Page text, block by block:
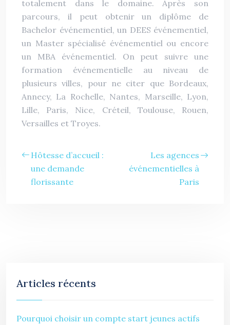
totalement dans le domaine. Après son
parcours, il peut obtenir un diplôme de
Bachelor événementiel, un DEES événementiel,
un Master spécialisé événementiel ou encore
un MBA événementiel. On peut suivre une
formation événementielle au niveau de
plusieurs villes, pour ne citer que Bordeaux,
Annecy, La Rochelle, Nantes, Marseille, Lyon,
Lille, Paris, Nice, Créteil, Toulouse, Rouen,
Versailles et Troyes.
Hôtesse d’accueil :
une demande
florissante
Les agences
événementielles à
Paris
Articles récents
Pourquoi choisir un compte start jeunes actifs